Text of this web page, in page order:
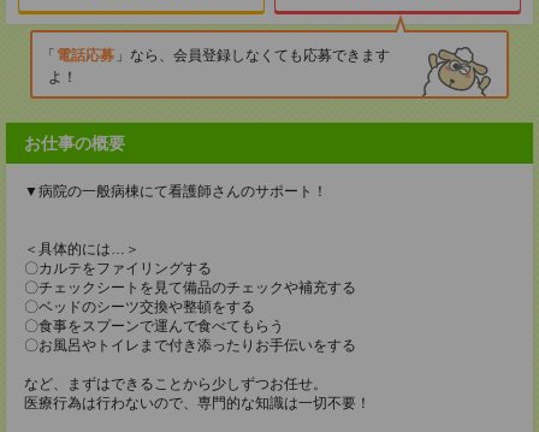
電話応募
なら、会員登録しなくても応募できます
よ！
お仕事の概要
▼病院の一般病棟にて看護師さんのサポート！
＜具体的には…＞
〇カルテをファイリングする
〇チェックシートを見て備品のチェックや補充する
〇ベッドのシーツ交換や整頓をする
〇食事をスプーンで運んで食べてもらう
〇お風呂やトイレまで付き添ったりお手伝いをする
など、まずはできることから少しずつお任せ。
医療行為は行わないので、専門的な知識は一切不要！